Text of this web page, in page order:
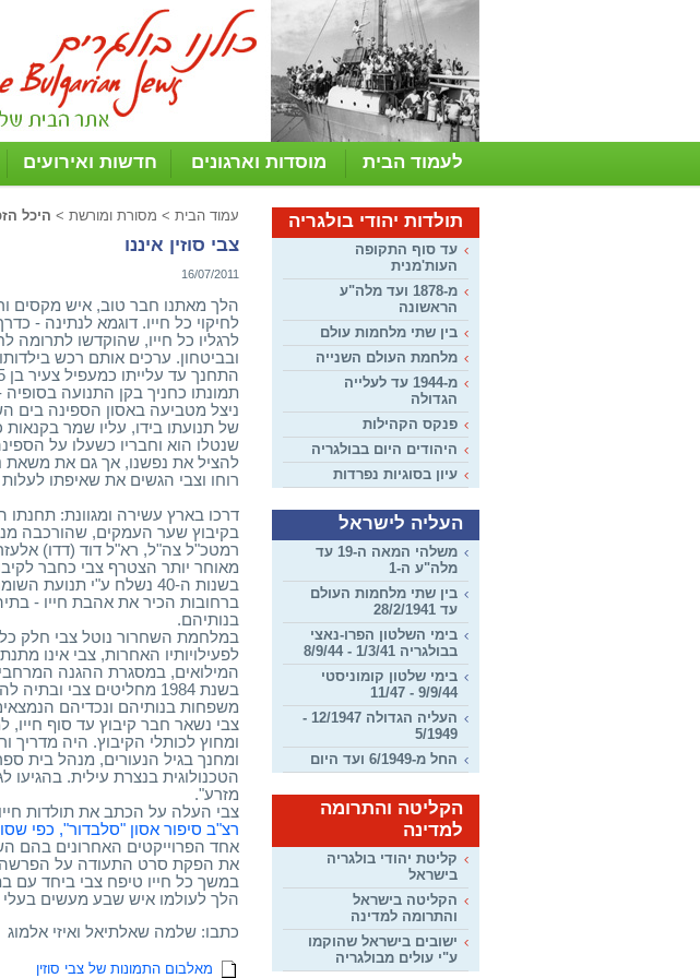
לעמוד הבית מוסדות וארגונים חדשות ואירועים
תולדות יהודי בולגריה
עד סוף התקופה
העות'מנית
מ-1878 ועד מלה"ע
הראשונה
בין שתי מלחמות עולם
מלחמת העולם השנייה
מ-1944 עד לעלייה
הגדולה
פנקס הקהילות
היהודים היום בבולגריה
עיון בסוגיות נפרדות
העליה לישראל
משלהי המאה ה-19 עד
מלה"ע ה-1
בין שתי מלחמות העולם
עד 28/2/1941
בימי השלטון הפרו-נאצי
בבולגריה 1/3/41 - 8/9/44
בימי שלטון קומוניסטי
9/9/44 - 11/47
העליה הגדולה 12/1947 -
5/1949
החל מ-6/1949 ועד היום
הקליטה והתרומה
למדינה
קליטת יהודי בולגריה
בישראל
הקליטה בישראל
והתרומה למדינה
ישובים בישראל שהוקמו
ע"י עולים מבולגריה
עמוד הבית > מסורת ומורשת > היכל
צבי סוזין איננו
16/07/2011
הלך מאתנו חבר טוב, איש מקסים
לחיקוי כל חייו. דוגמא לנתינה -
לרגליו כל חייו, שהוקדשו לתרומה
ובביטחון. ערכים אותם רכש
תמונתו כחניך בקן התנועה
של תנועתו בידו, עליו שמר בקנאות
שנטלו הוא וחבריו כשעלו על
להציל את נפשנו, אך גם את משאת
רוחו וצבי הגשים את שאיפתו לעלות
דרכו בארץ עשירה ומגוונת:
בקיבוץ שער העמקים, שהורכבה
רמטכ"ל צה"ל, רא"ל דוד (דדו)
מאוחר יותר הצטרף צבי כחבר
בשנות ה-40 נשלח ע"י
ברחובות הכיר את אהבת חייו -
בנותיהם.
במלחמת השחרור נוטל צבי חלק
המילואים, במסגרת ההגנה
בשנת 1984 מחליטים
משפחות בנותיהם ונכדיהם
צבי נשאר חבר קיבוץ עד סוף
ומחוץ לכותלי הקיבוץ. היה
ומחנך בגיל הנעורים, מנהל בית
הטכנולוגית בנצרת עילית.
מזרע".
צבי העלה על הכתב את תולדות
רצ"ב סיפור אסון "סלבדור", כפי
אחד הפרוייקטים האחרונים בהם
את הפקת סרט התעודה על הפרשה.
במשך כל חייו טיפח צבי ביחד עם
הלך לעולמו איש שבע מעשים בעלי
כתבו: שלמה שאלתיאל ואיזי אלמוג
מאלבום התמונות של צבי סוזין